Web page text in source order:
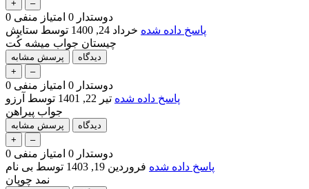
0 دوستدار 0 امتیاز منفی
پاسخ داده شده خرداد 24, 1400 توسط ستایش
چیستان جواب میشه کُت
0 دوستدار 0 امتیاز منفی
پاسخ داده شده تیر 22, 1401 توسط آرزو
جواب پیراهن
0 دوستدار 0 امتیاز منفی
پاسخ داده شده فروردین 19, 1403 توسط بی نام
نمد چوپان